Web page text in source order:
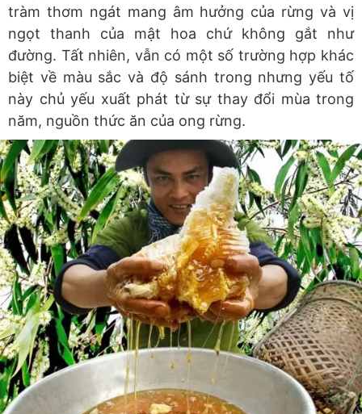
tràm thơm ngát mang âm hưởng của rừng và vị
ngọt thanh của mật hoa chứ không gắt như
đường. Tất nhiên, vẫn có một số trường hợp khác
biệt về màu sắc và độ sánh trong nhưng yếu tố
này chủ yếu xuất phát từ sự thay đổi mùa trong
năm, nguồn thức ăn của ong rừng.